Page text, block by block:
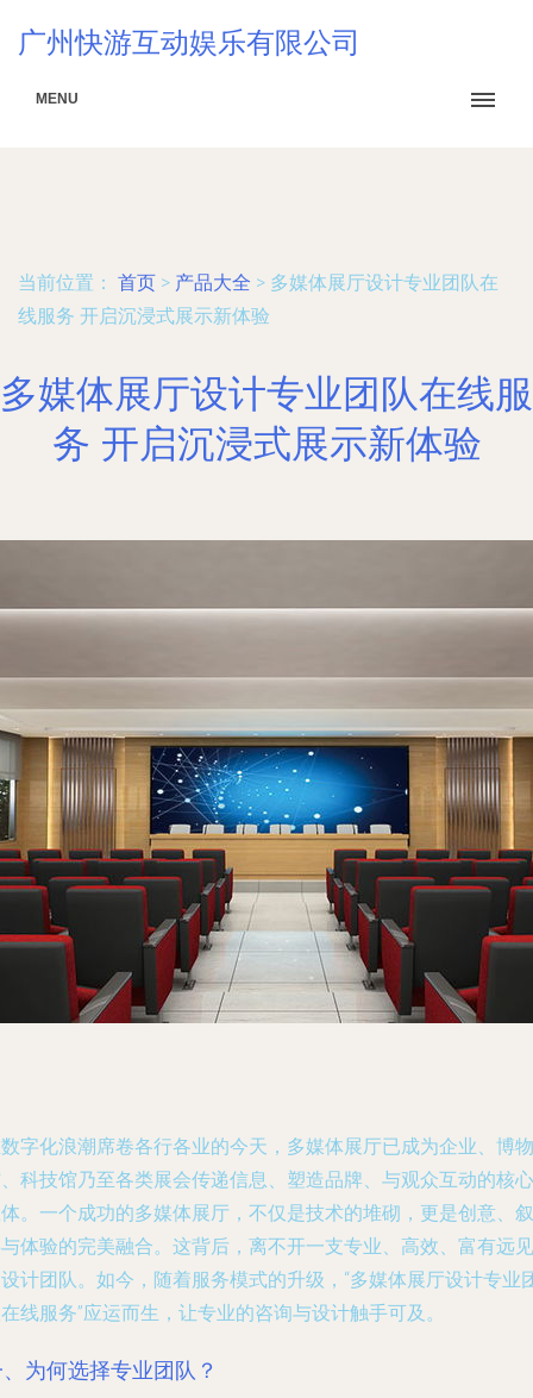
广州快游互动娱乐有限公司
MENU
当前位置： 首页 > 产品大全 > 多媒体展厅设计专业团队在
线服务 开启沉浸式展示新体验
多媒体展厅设计专业团队在线服
务 开启沉浸式展示新体验
字化浪潮席卷各行各业的今天，多媒体展厅已成为企业、博物
科技馆乃至各类展会传递信息、塑造品牌、与观众互动的核心
。一个成功的多媒体展厅，不仅是技术的堆砌，更是创意、叙
体验的完美融合。这背后，离不开一支专业、高效、富有远见
计团队。如今，随着服务模式的升级，“多媒体展厅设计专业
线服务”应运而生，让专业的咨询与设计触手可及。
为何选择专业团队？